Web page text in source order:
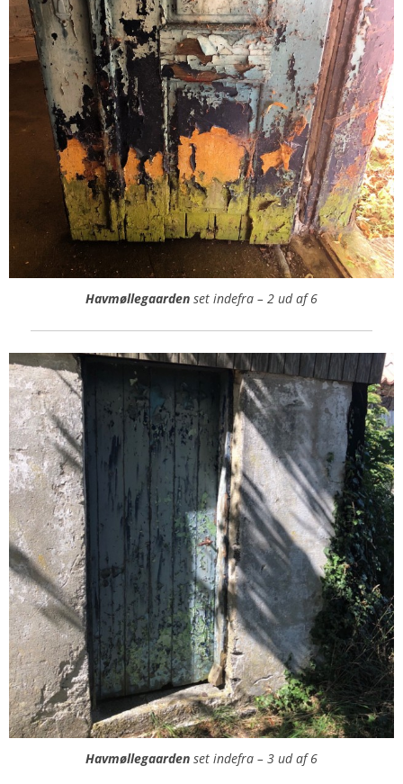
Havmøllegaarden set indefra – 2 ud af 6
Havmøllegaarden set indefra – 3 ud af 6